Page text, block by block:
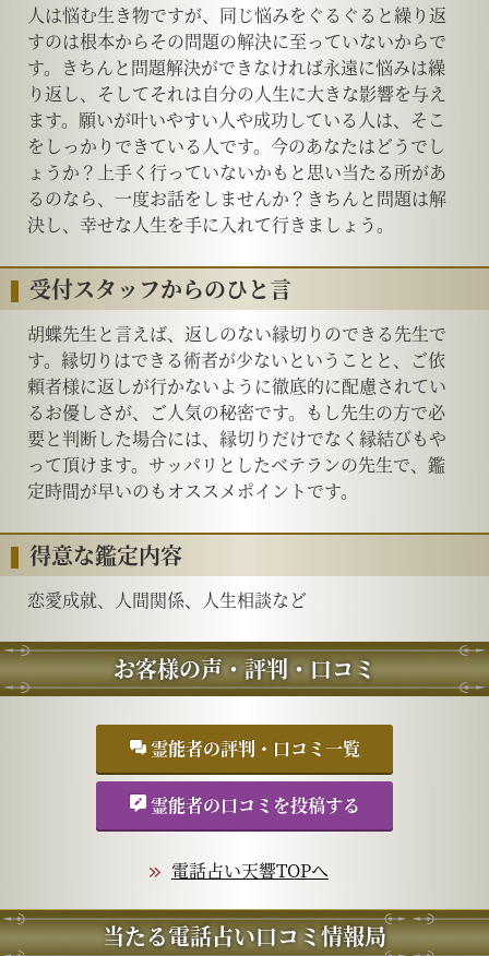
人は悩む生き物ですが、同じ悩みをぐるぐると繰り返
すのは根本からその問題の解決に至っていないからで
す。きちんと問題解決ができなければ永遠に悩みは繰
り返し、そしてそれは自分の人生に大きな影響を与え
ます。願いが叶いやすい人や成功している人は、そこ
をしっかりできている人です。今のあなたはどうでし
ょうか？上手く行っていないかもと思い当たる所があ
るのなら、一度お話をしませんか？きちんと問題は解
決し、幸せな人生を手に入れて行きましょう。
受付スタッフからのひと言
胡蝶先生と言えば、返しのない縁切りのできる先生で
す。縁切りはできる術者が少ないということと、ご依
頼者様に返しが行かないように徹底的に配慮されてい
るお優しさが、ご人気の秘密です。もし先生の方で必
要と判断した場合には、縁切りだけでなく縁結びもや
って頂けます。サッパリとしたベテランの先生で、鑑
定時間が早いのもオススメポイントです。
得意な鑑定内容
恋愛成就、人間関係、人生相談など
お客様の声・評判・口コミ
霊能者の評判・口コミ一覧
霊能者の口コミを投稿する
電話占い天響TOPへ
当たる電話占い口コミ情報局